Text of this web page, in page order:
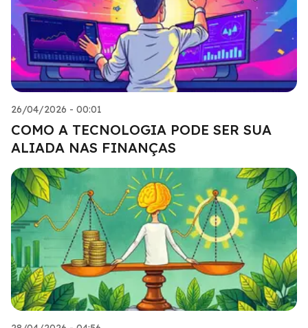
26/04/2026 - 00:01
COMO A TECNOLOGIA PODE SER SUA
ALIADA NAS FINANÇAS